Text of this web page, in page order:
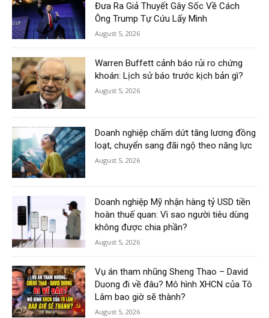
Đưa Ra Giả Thuyết Gây Sốc Về Cách
Ông Trump Tự Cứu Lấy Mình
August 5, 2026
Warren Buffett cảnh báo rủi ro chứng
khoán: Lịch sử báo trước kịch bản gì?
August 5, 2026
Doanh nghiệp chấm dứt tăng lương đồng
loạt, chuyển sang đãi ngộ theo năng lực
August 5, 2026
Doanh nghiệp Mỹ nhận hàng tỷ USD tiền
hoàn thuế quan: Vì sao người tiêu dùng
không được chia phần?
August 5, 2026
Vụ án tham nhũng Sheng Thao – David
Duong đi về đâu? Mô hình XHCN của Tô
Lâm bao giờ sẽ thành?
August 5, 2026